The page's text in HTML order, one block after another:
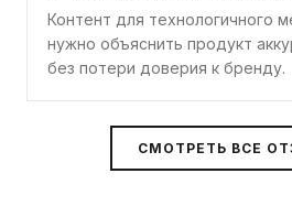
Контент для технологичного
нужно объяснить продукт
без потери доверия к бренду.
СМОТРЕТЬ ВСЕ